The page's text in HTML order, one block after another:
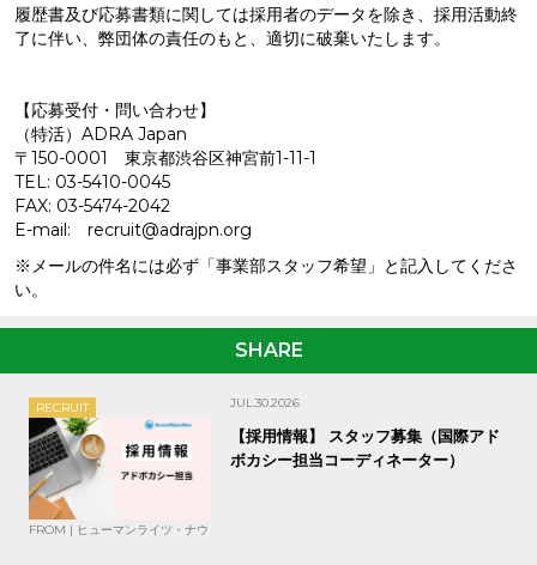
履歴書及び応募書類に関しては採用者のデータを除き、採用活動終
了に伴い、弊団体の責任のもと、適切に破棄いたします。
【応募受付・問い合わせ】
（特活）ADRA Japan
〒150-0001 東京都渋谷区神宮前1-11-1
TEL: 03-5410-0045
FAX: 03-5474-2042
E-mail: recruit@adrajpn.org
※メールの件名には必ず「事業部スタッフ希望」と記入してくださ
い。
SHARE
RECRUIT JUL.30.2026
【採用情報】 スタッフ募集（国際アド
ボカシー担当コーディネーター）
FROM | ヒューマンライツ・ナウ